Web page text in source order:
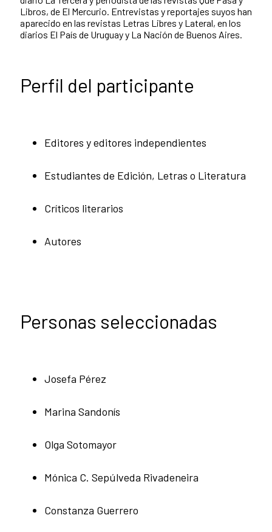
Libros, de El Mercurio. Entrevistas y reportajes suyos han
aparecido en las revistas Letras Libres y Lateral, en los
diarios El País de Uruguay y La Nación de Buenos Aires.
Perfil del participante
Editores y editores independientes
Estudiantes de Edición, Letras o Literatura
Críticos literarios
Autores
Personas seleccionadas
Josefa Pérez
Marina Sandonís
Olga Sotomayor
Mónica C. Sepúlveda Rivadeneira
Constanza Guerrero